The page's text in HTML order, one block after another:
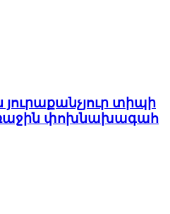
տիպի
փոխնախագահ